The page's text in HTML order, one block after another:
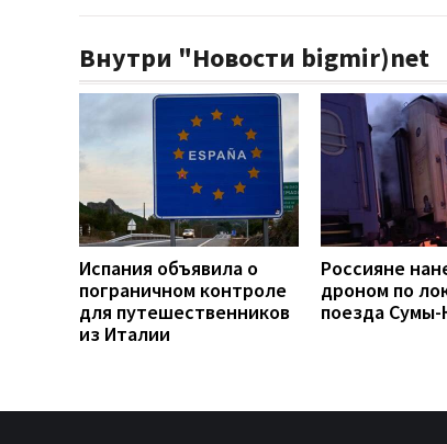
Внутри "Новости bigmir)net
Испания объявила о
пограничном контроле
для путешественников
из Италии
Россияне
дроном по
поезда Сумы-